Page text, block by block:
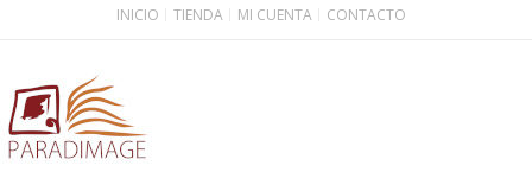
INICIO TIENDA MI CUENTA CONTACTO